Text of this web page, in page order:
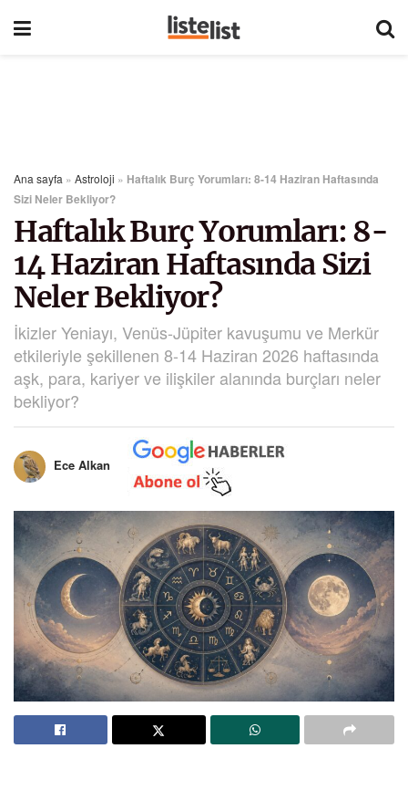
Ana sayfa » Astroloji » Haftalık Burç Yorumları: 8-14 Haziran Haftasında
Sizi Neler Bekliyor?
Haftalık Burç Yorumları: 8-
14 Haziran Haftasında Sizi
Neler Bekliyor?
İkizler Yeniayı, Venüs-Jüpiter kavuşumu ve Merkür
etkileriyle şekillenen 8-14 Haziran 2026 haftasında
aşk, para, kariyer ve ilişkiler alanında burçları neler
bekliyor?
Ece Alkan